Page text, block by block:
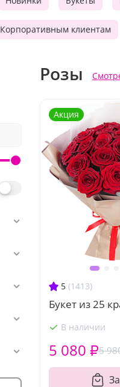
Корпоративным клиентам
Розы
5 (1413)
Букет из 25
В наличии
5
5 080 ₽
Акция